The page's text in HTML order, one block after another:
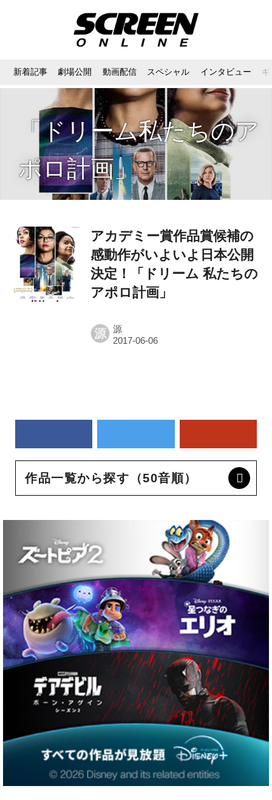
新着記事 劇場公開 動画配信 スペシャル インタビュー
「ドリーム私たちのア
ポロ計画」
アカデミー賞作品賞候補の
感動作がいよいよ日本公開
決定！「ドリーム 私たちの
アポロ計画」
源 源
作品一覧から探す（50音順）
注目ワード